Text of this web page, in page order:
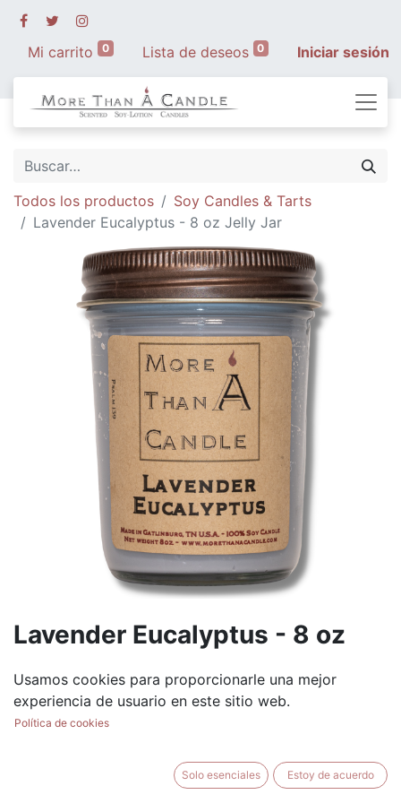
Mi carrito 0 Lista de deseos 0 Iniciar sesión
Todos los productos
Soy Candles & Tarts
Lavender Eucalyptus - 8 oz Jelly Jar
Lavender Eucalyptus - 8 oz
(0 reseña)
$8.99
Usamos cookies para proporcionarle una mejor
experiencia de usuario en este sitio web.
Política de cookies
Solo esenciales Estoy de acuerdo